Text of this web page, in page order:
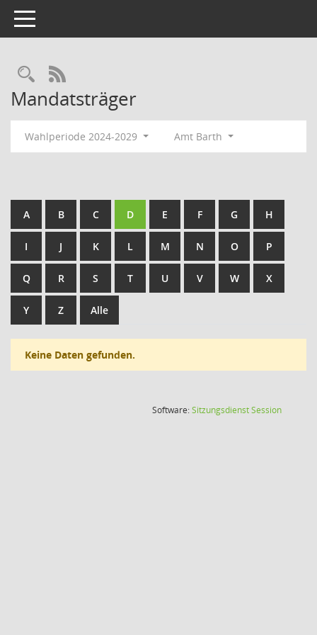
Toggle navigation
Rechercheauswahl
RSS-Feed
Mandatsträger
Wahlperiode 2024-2029 Amt Barth
A B C D E F G H
I J K L M N O P
Q R S T U V W X
Y Z Alle
Keine Daten gefunden.
Software:SitzungsdienstSession(Wird in